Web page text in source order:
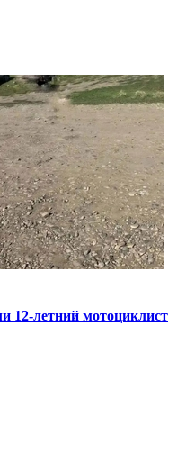
12-летний мотоциклист